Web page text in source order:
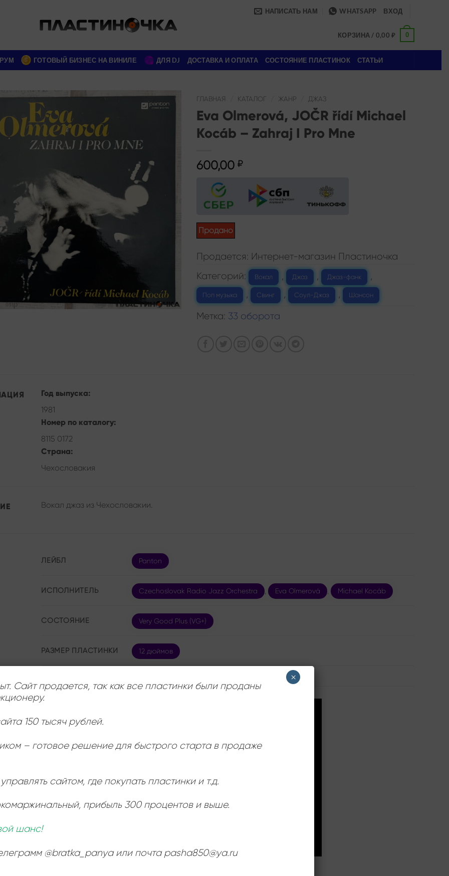
НАПИСАТЬ НАМ WHATSAPP ВХОД
КОРЗИНА / 0,00₽ 0
ГОТОВЫЙ БИЗНЕС НА ВИНИЛЕ ДЛЯ DJ ДОСТАВКА И ОПЛАТА СОСТОЯНИЕ ПЛАСТИНОК СТАТЬИ
ГЛАВНАЯ КАТАЛОГ ЖАНР ДЖАЗ
Eva Olmerová, JOČR řídí Michael
Kocáb – Zahraj I Pro Mne
600,00 ₽
Продано
Продается: Интернет-магазин Пластиночка
Категорий:
Вокал , Джаз , Джаз-фанк ,
Поп музыка , Свинг , Соул-Джаз , Шансон
Метка: 33 оборота
Год выпуска:
1981
Номер по каталогу:
8115 0172
Страна:
Чехословакия
Вокал джаз из Чехословакии.
ЛЕЙБЛ Panton
ИСПОЛНИТЕЛЬ Czechoslovak Radio Jazz Orchestra , Eva Olmerová , Michael Kocáb
СОСТОЯНИЕ Very Good Plus (VG+)
РАЗМЕР ПЛАСТИНКИ 12 дюймов
Сайт продается, так как все пластинки были проданы
150 тысяч рублей.
– готовое решение для быстрого старта в продаже
сайтом, где покупать пластинки и т.д.
, прибыль 300 процентов и выше.
шанс!
@bratka_panya или почта pasha850@ya.ru
×